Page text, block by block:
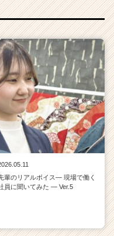
輩のリアルボイス― 現場で働く
員に聞いてみた ― Ver.5